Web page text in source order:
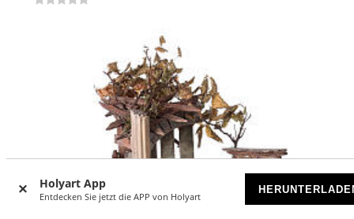
Holyart App
Entdecken Sie jetzt die APP von Holyart